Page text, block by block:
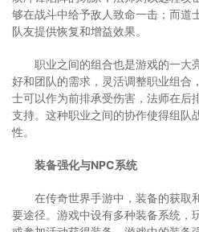
够在战斗中给予敌人致命一击；而道
队友提供恢复和增益效果。
职业之间的组合也是游戏的一大
好和团队的需求，灵活调整职业组合
士可以作为前排承受伤害，法师在后
支持。这种职业之间的协作使得组队
性。
装备强化与NPC系统
在传奇世界手游中，装备的获取
要途径。游戏中设有多种装备系统，